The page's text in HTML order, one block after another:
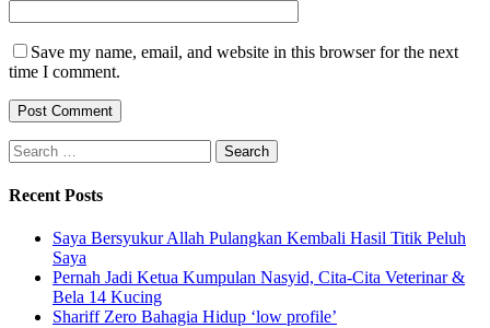
Save my name, email, and website in this browser for the next
time I comment.
Search
for:
Recent Posts
Saya Bersyukur Allah Pulangkan Kembali Hasil Titik Peluh
Saya
Pernah Jadi Ketua Kumpulan Nasyid, Cita-Cita Veterinar &
Bela 14 Kucing
Shariff Zero Bahagia Hidup ‘low profile’